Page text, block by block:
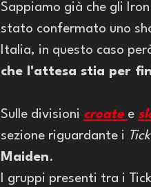
Sappiamo già che gli
stato confermato uno
Italia, in questo caso
che l'attesa stia per
Sulle divisioni croate e
sezione riguardante i
Maiden.
I gruppi presenti tra i